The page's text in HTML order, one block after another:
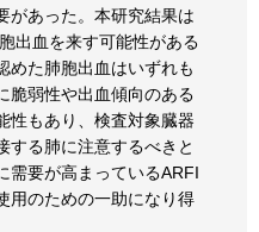
があった。本研究結果は
出血を来す可能性がある
めた肺胞出血はいずれも
脆弱性や出血傾向のある
性もあり、検査対象臓器
する肺に注意するべきと
需要が高まっているARFI
用のための一助になり得